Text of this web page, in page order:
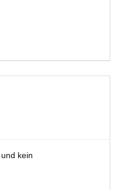
kein